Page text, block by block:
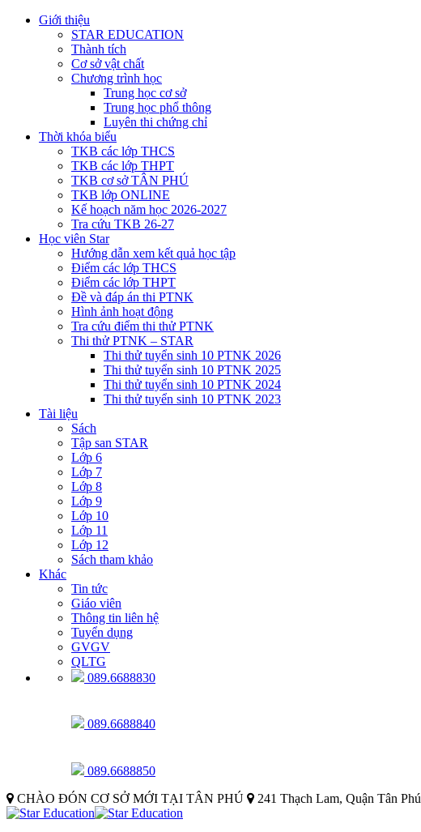
Giới thiệu
STAR EDUCATION
Thành tích
Cơ sở vật chất
Chương trình học
Trung học cơ sở
Trung học phổ thông
Luyên thi chứng chỉ
Thời khóa biểu
TKB các lớp THCS
TKB các lớp THPT
TKB cơ sở TÂN PHÚ
TKB lớp ONLINE
Kế hoạch năm học 2026-2027
Tra cứu TKB 26-27
Học viên Star
Hướng dẫn xem kết quả học tập
Điểm các lớp THCS
Điểm các lớp THPT
Đề và đáp án thi PTNK
Hình ảnh hoạt động
Tra cứu điểm thi thử PTNK
Thi thử PTNK – STAR
Thi thử tuyển sinh 10 PTNK 2026
Thi thử tuyển sinh 10 PTNK 2025
Thi thử tuyển sinh 10 PTNK 2024
Thi thử tuyển sinh 10 PTNK 2023
Tài liệu
Sách
Tập san STAR
Lớp 6
Lớp 7
Lớp 8
Lớp 9
Lớp 10
Lớp 11
Lớp 12
Sách tham khảo
Khác
Tin tức
Giáo viên
Thông tin liên hệ
Tuyển dụng
GVGV
QLTG
089.6688830
089.6688840
089.6688850
CHÀO ĐÓN CƠ SỞ MỚI TẠI TÂN PHÚ
241 Thạch Lam, Quận Tân Phú